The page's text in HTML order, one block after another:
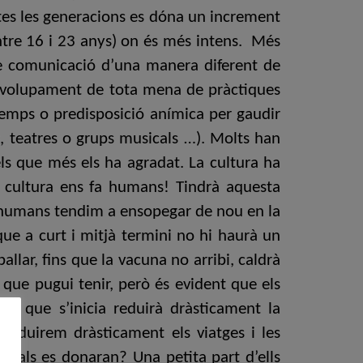
les generacions es dóna un increment
16 i 23 anys) on és més intens. Més
comunicació d’una manera diferent de
de tota mena de pràctiques
o predisposició anímica per gaudir
teatres o grups musicals …). Molts han
que més els ha agradat. La cultura ha
ens fa humans! Tindrà aquesta
tendim a ensopegar de nou en la
a curt i mitjà termini no hi haurà un
fins que la vacuna no arribi, caldrà
pugui tenir, però és evident que els
que s’inicia reduirà dràsticament la
dràsticament els viatges i les
es donaran? Una petita part d’ells